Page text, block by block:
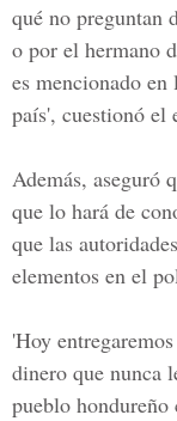
qué no preguntan
o por el hermano
es mencionado
país', cuestionó el
Además, aseguró
que lo hará de
que las
elementos en el
'Hoy
dinero que nunca
pueblo hondureño